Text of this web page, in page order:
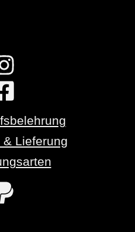
& Lieferung